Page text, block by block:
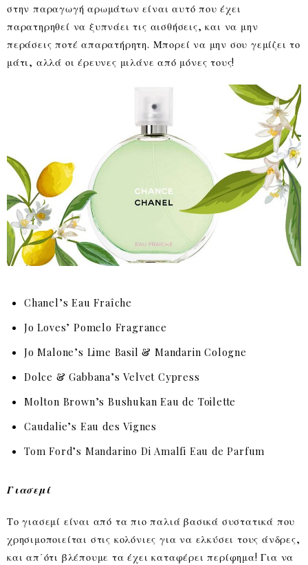
στην παραγωγή αρωμάτων είναι αυτό που έχει
παρατηρηθεί να ξυπνάει τις αισθήσεις, και να μην
περάσεις ποτέ απαρατήρητη. Μπορεί να μην σου γεμίζει το
μάτι, αλλά οι έρευνες μιλάνε από μόνες τους!
Chanel’s Eau Fraîche
Jo Loves’ Pomelo Fragrance
Jo Malone’s Lime Basil & Mandarin Cologne
Dolce & Gabbana’s Velvet Cypress
Molton Brown’s Bushukan Eau de Toilette
Caudalie’s Eau des Vignes
Tom Ford’s Mandarino Di Amalfi Eau de Parfum
Γιασεμί
Το γιασεμί είναι από τα πιο παλιά βασικά συστατικά που
χρησιμοποιείται στις κολόνιες για να ελκύσει τους άνδρες,
και απ΄ότι βλέπουμε τα έχει καταφέρει περίφημα! Για να